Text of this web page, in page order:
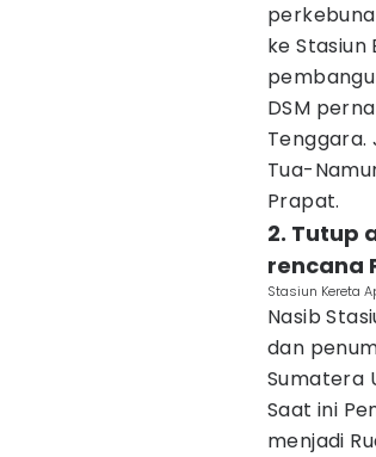
ke
DSM
Tenggara.
Tua-
Prapat.
2. Tutup
rencana
Stasiun Kereta
Nasib
dan
Sumatera
Saat ini
menjadi